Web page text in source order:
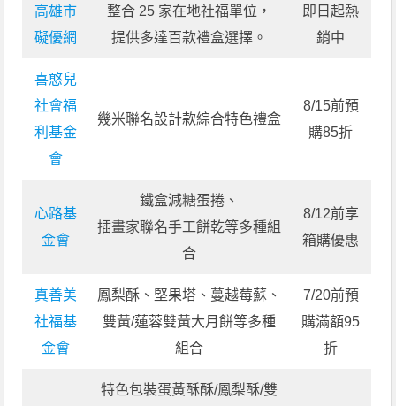
高雄市
礙優網
整合 25 家在地社福單位，
提供多達百款禮盒選擇。
即日起熱
銷中
喜憨兒
社會福
利基金
會
幾米聯名設計款綜合特色禮盒
8/15前預
購85折
心路基
金會
鐵盒減糖蛋捲、
插畫家聯名手工餅乾等多種組
合
8/12前享
箱購優惠
真善美
社福基
金會
鳳梨酥、堅果塔、蔓越莓蘇、
雙黃/蓮蓉雙黃大月餅等多種
組合
7/20前預
購滿額95
折
特色包裝蛋黃酥酥/鳳梨酥/雙